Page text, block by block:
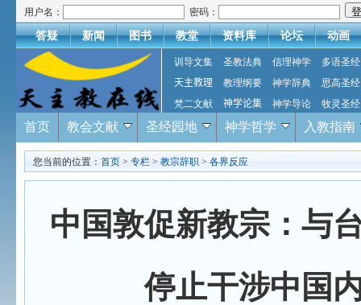
用户名： 密码：
答疑 新闻 图书 教堂 资料库 论坛 动画
训导文集 圣教法典 信理神学
多语圣经
天主教理
教理纲要 神学辞典
思高圣经
梵二文献
神学论集 神学导论 牧灵圣经
首页 教会文献 圣经园地 神学哲学 入教指南
您当前的位置： 首页 > 专栏 > 教宗辞职 > 各界反应
中国敦促新教宗：与
停止干涉中国